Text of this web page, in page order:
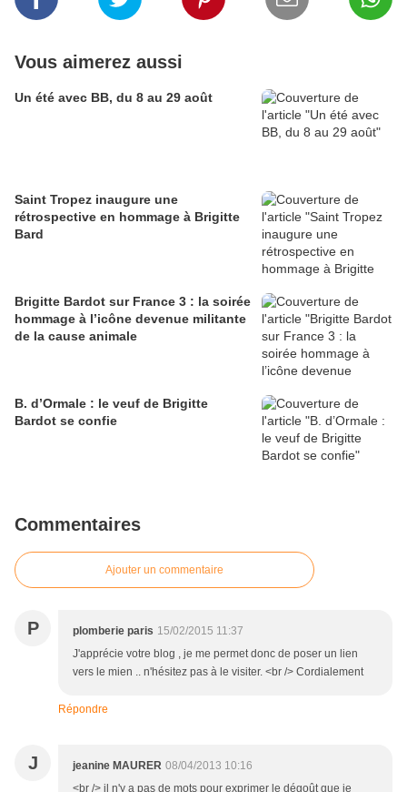
Vous aimerez aussi
Un été avec BB, du 8 au 29 août
Saint Tropez inaugure une
rétrospective en hommage à Brigitte
Bard
Brigitte Bardot sur France 3 : la soirée
hommage à l’icône devenue militante
de la cause animale
B. d’Ormale : le veuf de Brigitte
Bardot se confie
Commentaires
Ajouter un commentaire
P plomberie paris 15/02/2015 11:37
J'apprécie votre blog , je me permet donc de poser un lien
vers le mien .. n'hésitez pas à le visiter. <br /> Cordialement
Répondre
J jeanine MAURER 08/04/2013 10:16
<br /> il n'y a pas de mots pour exprimer le dégoût que je